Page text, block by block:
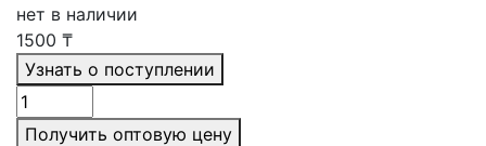
нет в наличии
1500 ₸
Узнать о поступлении
Получить оптовую цену